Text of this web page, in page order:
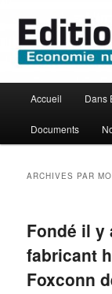
contenu
principal
contenu
secondaire
Edition
principal
Accueil Dans
Documents
ARCHIVES PAR
Fondé il y
fabricant
Foxconn